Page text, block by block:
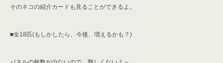
そのネコの紹介カードも見ることができるよ。
■全18匹(もしかしたら、今後、増えるかも？)